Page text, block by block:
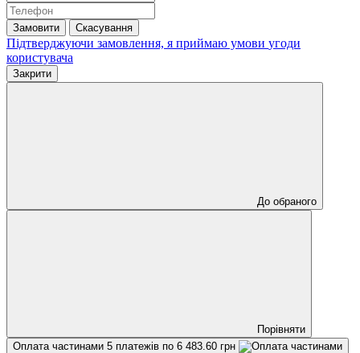
Замовити Скасування
Підтверджуючи замовлення, я приймаю умови угоди
користувача
Закрити
До обраного
Порівняти
Оплата частинами 5 платежів по 6 483.60 грн